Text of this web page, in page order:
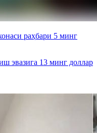
раҳбари 5 минг
эвазига 13 минг доллар